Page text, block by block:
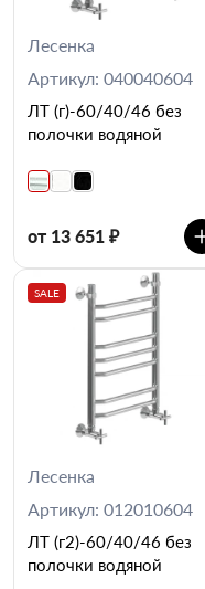
Лесенка
Артикул: 040040604
ЛТ (г)-60/40/46 без
полочки водяной
от 13 651 ₽
SALE
Лесенка
Артикул: 012010604
ЛТ (г2)-60/40/46 без
полочки водяной